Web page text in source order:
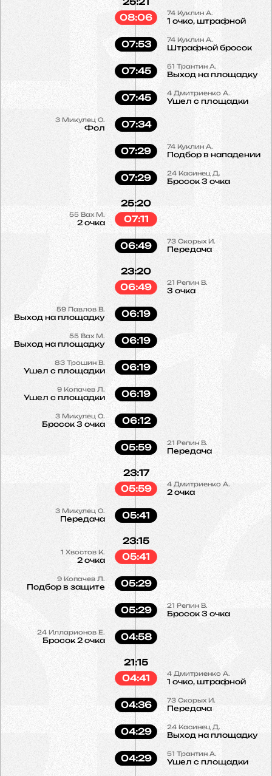
74 Куклин А.
1 очко, штрафной
08:06
74 Куклин А.
Штрафной бросок
07:53
51 Трантин А.
Выход на площадку
07:45
4 Дмитриенко А.
Ушел с площадки
07:45
3 Микулец О.
Фол 07:34
74 Куклин А.
Подбор в нападении
07:29
24 Касинец Д.
Бросок 3 очка
07:29
55 Вах М.
2 очка
25:20
07:11
73 Скорых И.
Передача
06:49
21 Репин В.
3 очка
23:20
06:49
59 Павлов В.
Выход на площадку 06:19
55 Вах М.
Выход на площадку 06:19
83 Трошин В.
Ушел с площадки 06:19
9 Копачев Л.
Ушел с площадки 06:19
3 Микулец О.
Бросок 3 очка 06:12
21 Репин В.
Передача
05:59
4 Дмитриенко А.
2 очка
23:17
05:59
3 Микулец О.
Передача 05:41
1 Хвостов К.
2 очка
23:15
05:41
9 Копачев Л.
Подбор в защите 05:29
21 Репин В.
Бросок 3 очка
05:29
24Илларионов Е.
Бросок 2 очка 04:58
4 Дмитриенко А.
1 очко, штрафной
21:15
04:41
73 Скорых И.
Передача
04:36
24 Касинец Д.
Выход на площадку
04:29
51 Трантин А.
Ушел с площадки
04:29